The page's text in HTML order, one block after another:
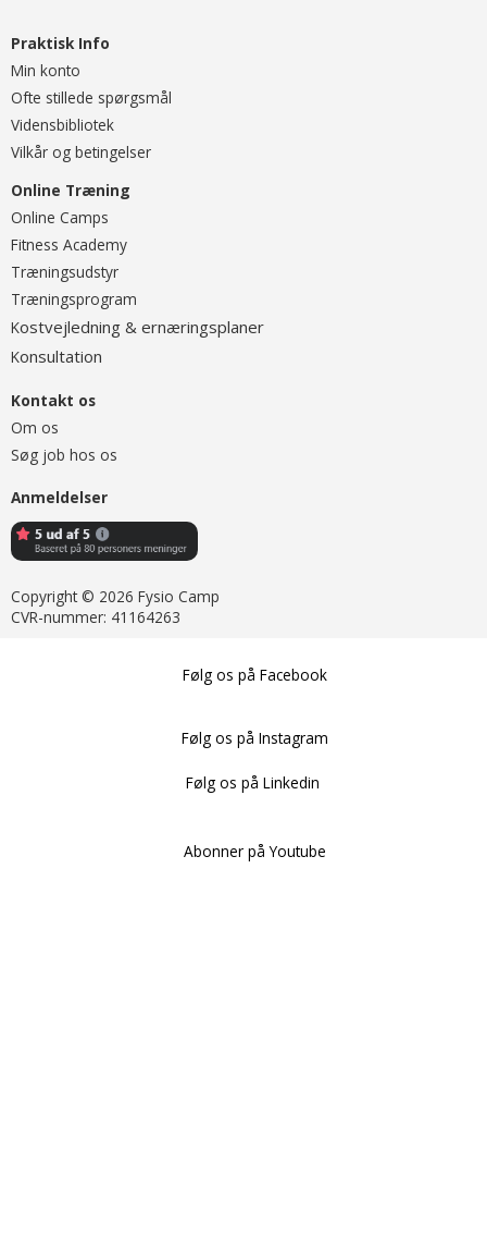
Praktisk Info
Min konto
Ofte stillede spørgsmål
Vidensbibliotek
Vilkår og betingelser
Online Træning
Online Camps
Fitness Academy
Træningsudstyr
Træningsprogram
Kostvejledning & ernæringsplaner
Konsultation
Kontakt os
Om os
Søg job hos os
Anmeldelser
Copyright © 2026 Fysio Camp
CVR-nummer: 41164263
Følg os på Facebook
Følg os på Instagram
Følg os på Linkedin
Abonner på Youtube